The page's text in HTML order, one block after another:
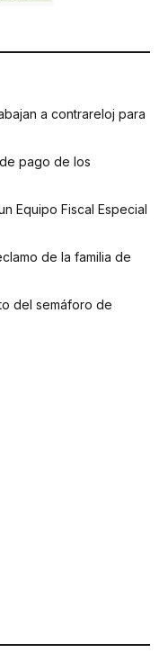
a contrareloj para
pago de los
Equipo Fiscal Especial
de la familia de
del semáforo de